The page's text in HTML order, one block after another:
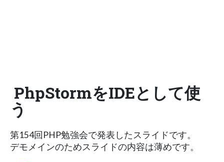
PhpStormをIDEとして使
う
第154回PHP勉強会で発表したスライドです。
デモメインのためスライドの内容は薄めです。